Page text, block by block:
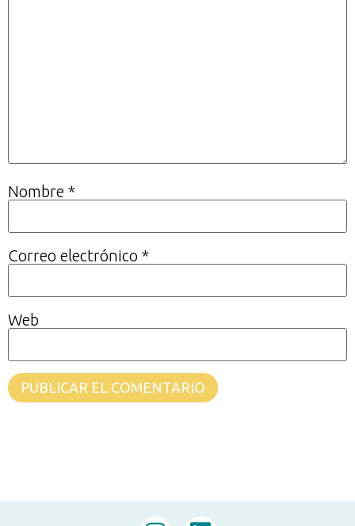
Nombre *
Correo electrónico *
Web